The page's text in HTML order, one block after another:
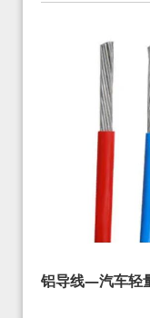
铝导线—汽车轻